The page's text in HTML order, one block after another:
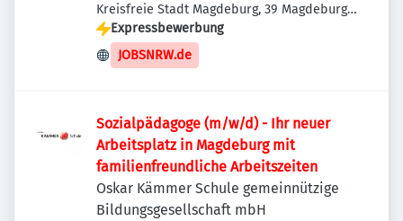
Kreisfreie Stadt Magdeburg, 39 Magdeburg,
Deutschland
Expressbewerbung
JOBSNRW.de
Sozialpädagoge (m/w/d) - Ihr neuer
Arbeitsplatz in Magdeburg mit
familienfreundliche Arbeitszeiten
Oskar Kämmer Schule gemeinnützige
Bildungsgesellschaft mbH